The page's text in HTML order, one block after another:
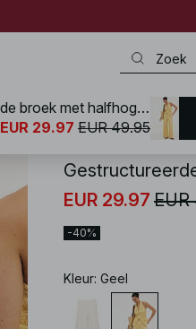
NA-KD / Zomerkleding
EUR 29.97
-40%
Kleur: Geel
Gestructureerde broek met halfhoge taille
EUR 29.97 EUR 49.95